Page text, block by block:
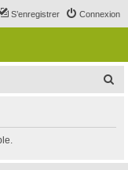
Connexion
S’enregistrer